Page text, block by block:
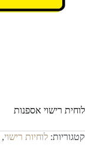
לוחית רישוי אספנות
קטגוריות: לוחיות רישוי,